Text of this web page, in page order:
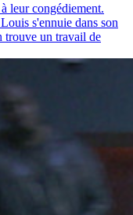
leur congédiement.
s'ennuie dans son
trouve un travail de